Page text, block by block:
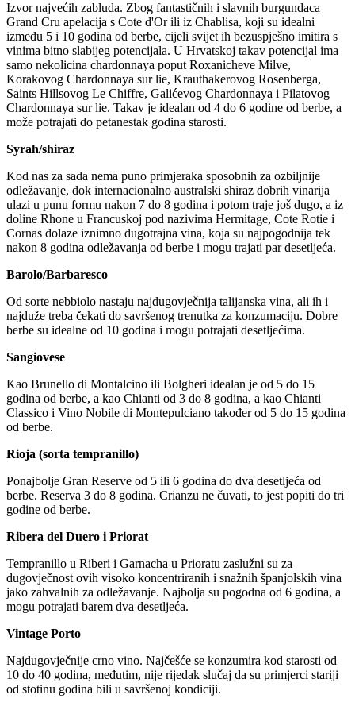
Izvor najvećih zabluda. Zbog fantastičnih i slavnih burgundaca
Grand Cru apelacija s Cote d'Or ili iz Chablisa, koji su idealni
između 5 i 10 godina od berbe, cijeli svijet ih bezuspješno imitira s
vinima bitno slabijeg potencijala. U Hrvatskoj takav potencijal ima
samo nekolicina chardonnaya poput Roxanicheve Milve,
Korakovog Chardonnaya sur lie, Krauthakerovog Rosenberga,
Saints Hillsovog Le Chiffre, Galićevog Chardonnaya i Pilatovog
Chardonnaya sur lie. Takav je idealan od 4 do 6 godine od berbe, a
može potrajati do petanestak godina starosti.
Syrah/shiraz
Kod nas za sada nema puno primjeraka sposobnih za ozbiljnije
odležavanje, dok internacionalno australski shiraz dobrih vinarija
ulazi u punu formu nakon 7 do 8 godina i potom traje još dugo, a iz
doline Rhone u Francuskoj pod nazivima Hermitage, Cote Rotie i
Cornas dolaze iznimno dugotrajna vina, koja su najpogodnija tek
nakon 8 godina odležavanja od berbe i mogu trajati par desetljeća.
Barolo/Barbaresco
Od sorte nebbiolo nastaju najdugovječnija talijanska vina, ali ih i
najduže treba čekati do savršenog trenutka za konzumaciju. Dobre
berbe su idealne od 10 godina i mogu potrajati desetljećima.
Sangiovese
Kao Brunello di Montalcino ili Bolgheri idealan je od 5 do 15
godina od berbe, a kao Chianti od 3 do 8 godina, a kao Chianti
Classico i Vino Nobile di Montepulciano također od 5 do 15 godina
od berbe.
Rioja (sorta tempranillo)
Ponajbolje Gran Reserve od 5 ili 6 godina do dva desetljeća od
berbe. Reserva 3 do 8 godina. Crianzu ne čuvati, to jest popiti do tri
godine od berbe.
Ribera del Duero i Priorat
Tempranillo u Riberi i Garnacha u Prioratu zaslužni su za
dugovječnost ovih visoko koncentriranih i snažnih španjolskih vina
jako zahvalnih za odležavanje. Najbolja su pogodna od 6 godina, a
mogu potrajati barem dva desetljeća.
Vintage Porto
Najdugovječnije crno vino. Najčešće se konzumira kod starosti od
10 do 40 godina, međutim, nije rijedak slučaj da su primjerci stariji
od stotinu godina bili u savršenoj kondiciji.